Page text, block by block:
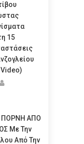
15
ΠΟΡΝΗ ΑΠΟ
Με Την
Από Την